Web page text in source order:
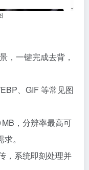
，一键完成去背，
、GIF 等常见图
，分辨率最高可
。
，系统即刻处理并